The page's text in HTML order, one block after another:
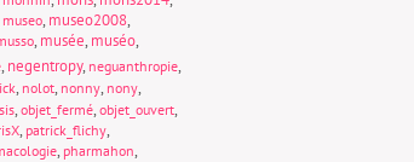
museo, museo2008,
, musée, muséo,
, negentropy, neguanthropie,
, nolot, nonny, nony,
, objet_fermé, objet_ouvert,
, patrick_flichy,
, pharmahon,